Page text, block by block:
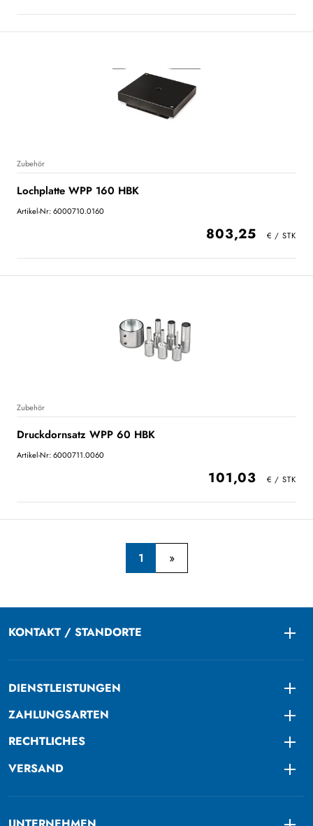
Zubehör
Lochplatte WPP 160 HBK
Artikel-Nr: 6000710.0160
803,25
Zubehör
Druckdornsatz WPP 60 HBK
Artikel-Nr: 6000711.0060
101,03
1
KONTAKT / STANDORTE
DIENSTLEISTUNGEN
ZAHLUNGSARTEN
RECHTLICHES
VERSAND